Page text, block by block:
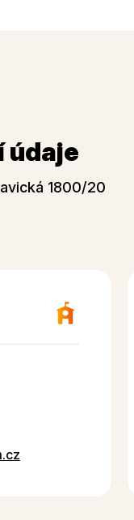
údaje
1800/20